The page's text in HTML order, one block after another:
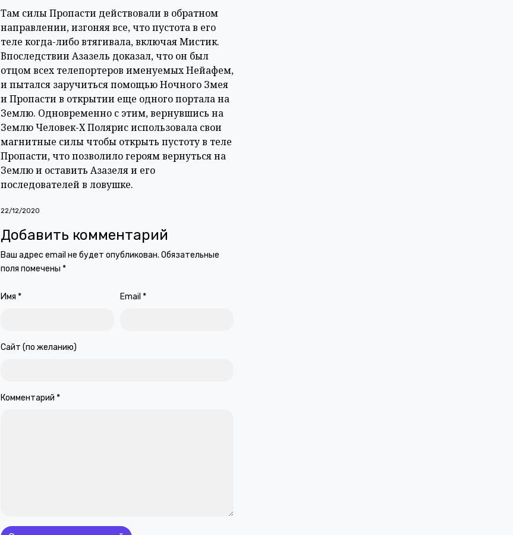
Там силы Пропасти действовали в обратном
направлении, изгоняя все, что пустота в его
теле когда-либо втягивала, включая Мистик.
Впоследствии Азазель доказал, что он был
отцом всех телепортеров именуемых Нейафем,
и пытался заручиться помощью Ночного Змея
и Пропасти в открытии еще одного портала на
Землю. Одновременно с этим, вернувшись на
Землю Человек-Х Полярис использовала свои
магнитные силы чтобы открыть пустоту в теле
Пропасти, что позволило героям вернуться на
Землю и оставить Азазеля и его
последователей в ловушке.
22/12/2020
Добавить комментарий
Ваш адрес email не будет опубликован. Обязательные
поля помечены *
Имя * Email*
Сайт (по желанию)
Комментарий *